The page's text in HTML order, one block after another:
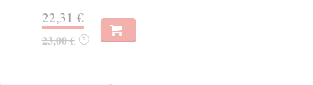
22,31 €
23,00 € ?